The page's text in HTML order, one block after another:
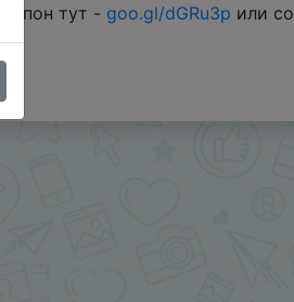
тут - goo.gl/dGRu3p или со